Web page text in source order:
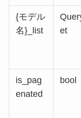
{モデル
名}_list
et
is_pag
enated
bool